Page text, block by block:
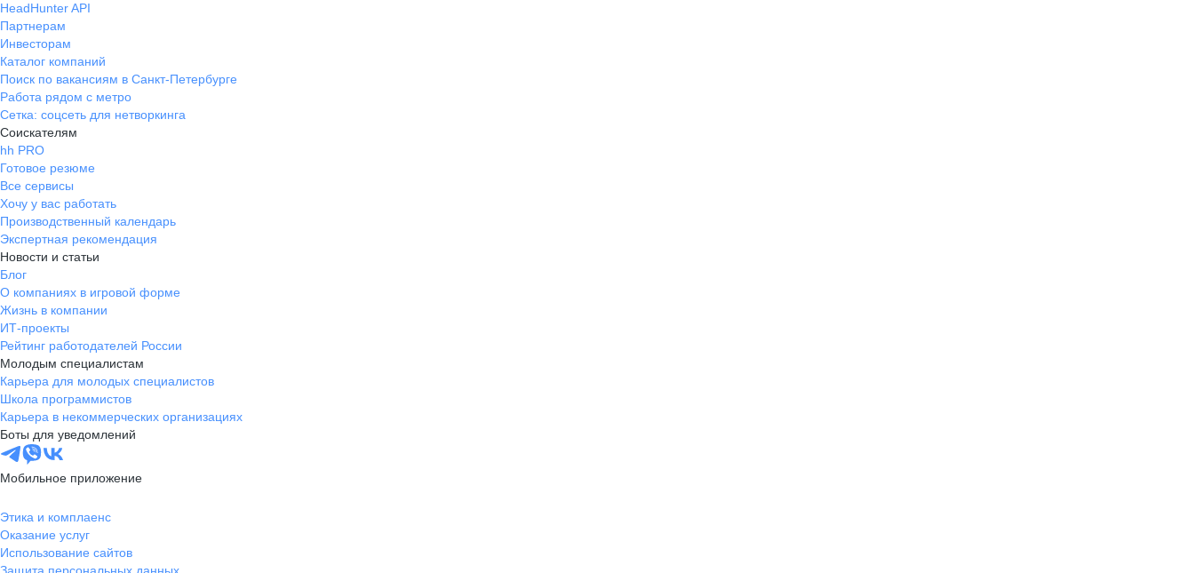
HeadHunter API
Партнерам
Инвесторам
Каталог компаний
Поиск по вакансиям в Санкт-Петербурге
Работа рядом с метро
Сетка: соцсеть для нетворкинга
Соискателям
hh PRO
Готовое резюме
Все сервисы
Хочу у вас работать
Производственный календарь
Экспертная рекомендация
Новости и статьи
Блог
О компаниях в игровой форме
Жизнь в компании
ИТ-проекты
Рейтинг работодателей России
Молодым специалистам
Карьера для молодых специалистов
Школа программистов
Карьера в некоммерческих организациях
Боты для уведомлений
Мобильное приложение
Этика и комплаенс
Оказание услуг
Использование сайтов